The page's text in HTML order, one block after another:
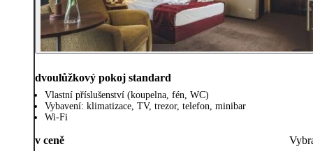
dvoulůžkový pokoj standard
Vlastní příslušenství (koupelna, fén, WC)
Vybavení: klimatizace, TV, trezor, telefon, minibar
Wi-Fi
v ceně